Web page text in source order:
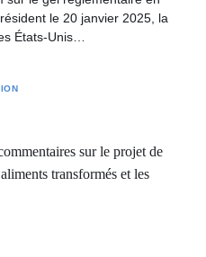
le 20 janvier 2025, la
États-Unis…